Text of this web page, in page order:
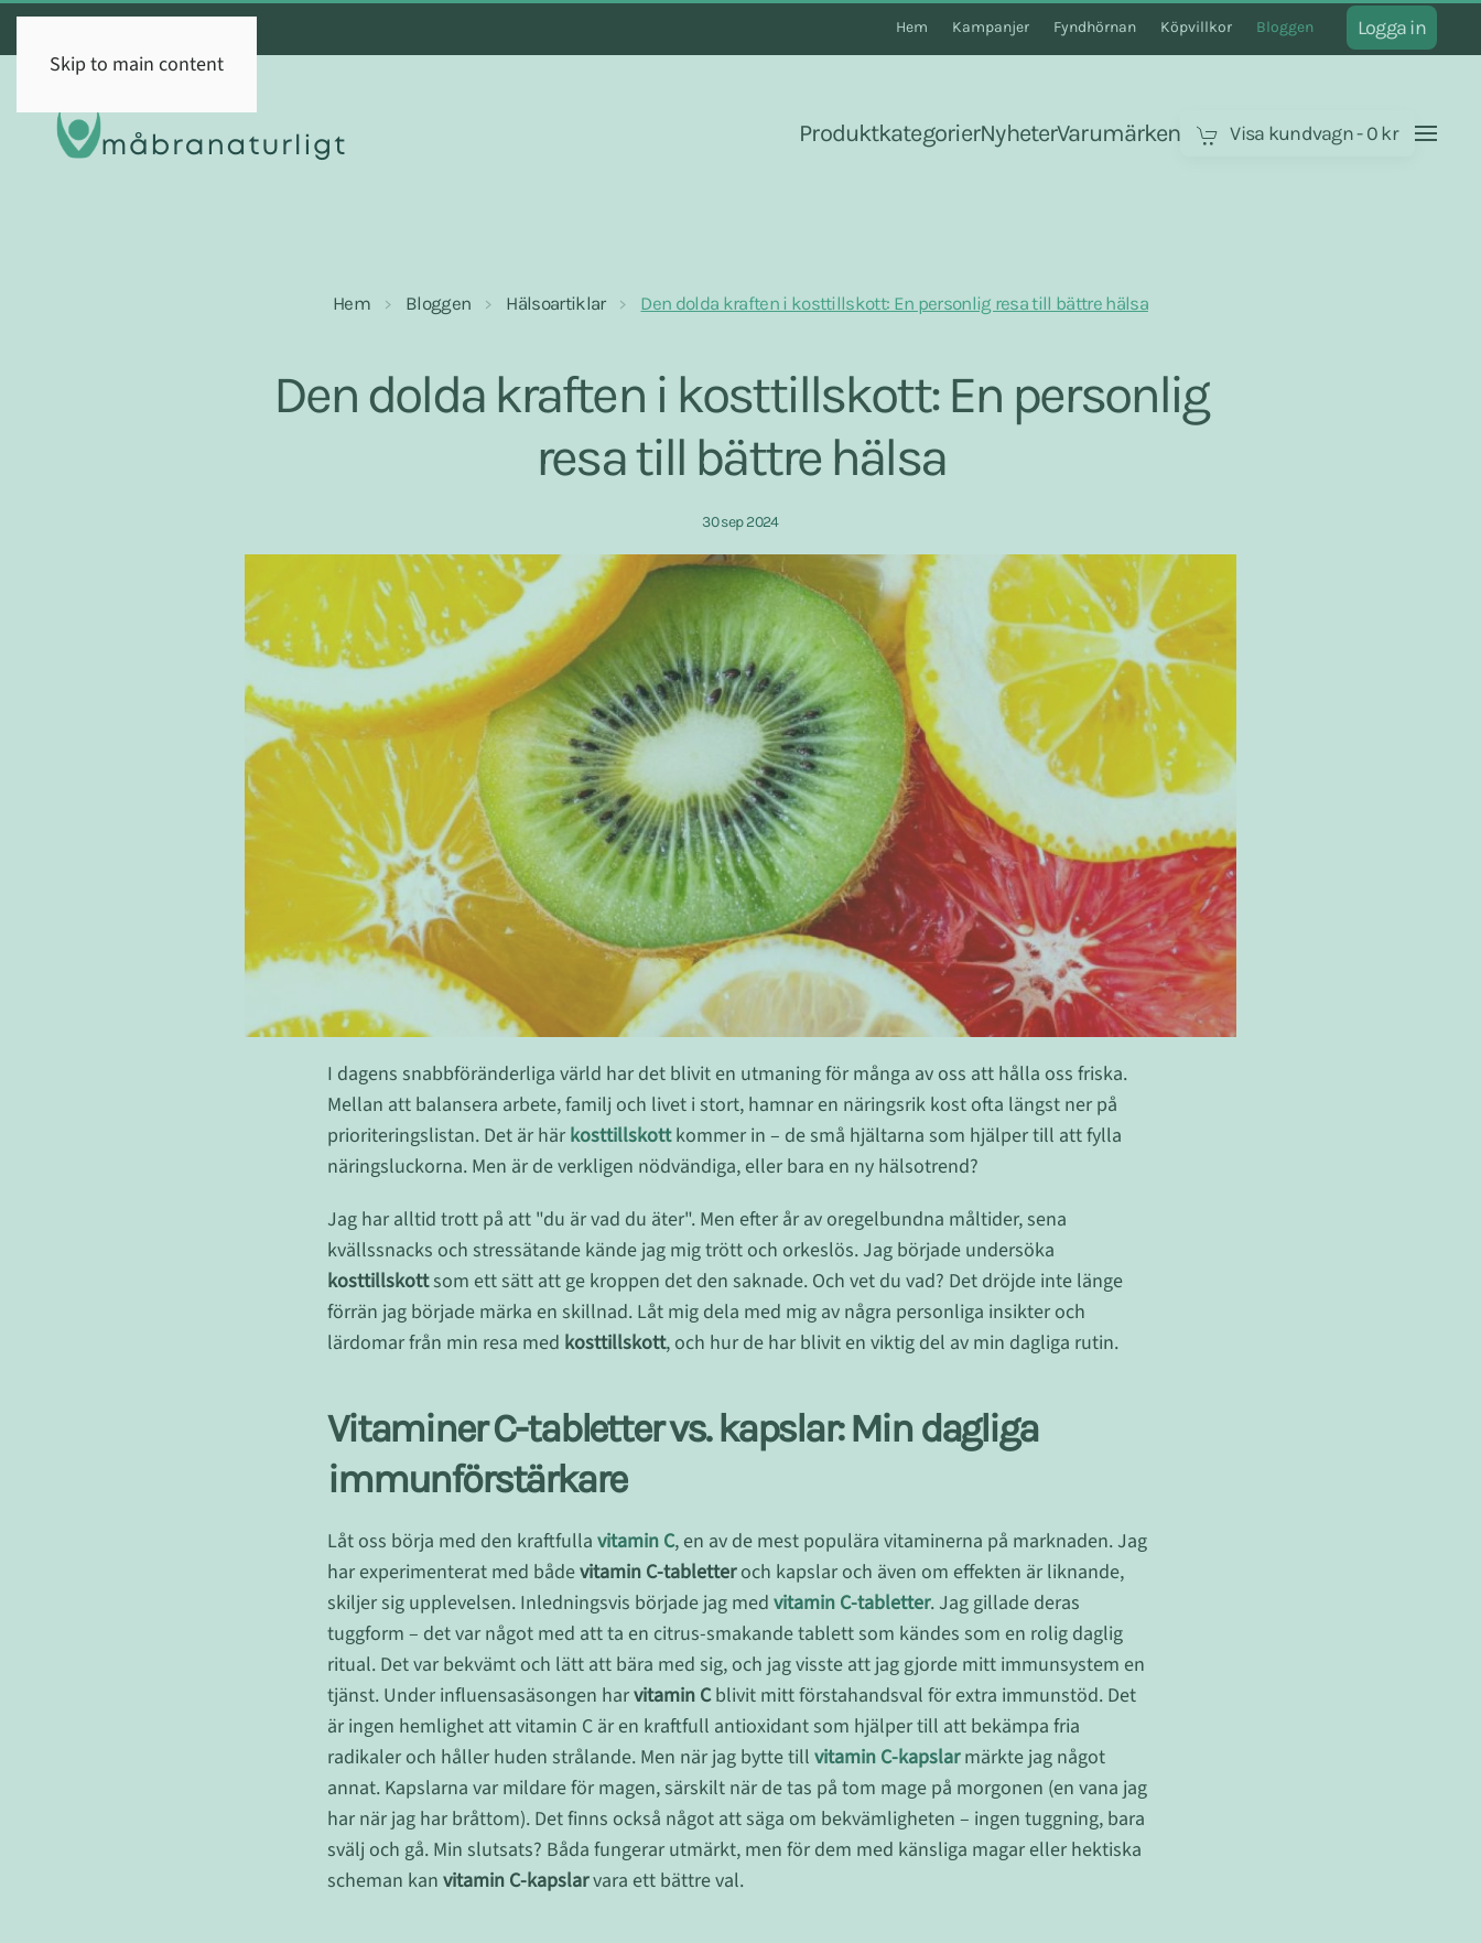
Skip to main content
Hem Kampanjer Fyndhörnan Köpvillkor Bloggen Logga in
ProduktkategorierNyheterVarumärken Visa kundvagn-0 kr
Hem Bloggen Hälsoartiklar Den dolda kraften i kosttillskott: En personlig resa till bättre hälsa
Den dolda kraften i kosttillskott: En personlig
resa till bättre hälsa
30 sep 2024
I dagens snabbföränderliga värld har det blivit en utmaning för många av oss att hålla oss friska.
Mellan att balansera arbete, familj och livet i stort, hamnar en näringsrik kost ofta längst ner på
prioriteringslistan. Det är härkosttillskott kommer in – de små hjältarna som hjälper till att fylla
näringsluckorna. Men är de verkligen nödvändiga, eller bara en ny hälsotrend?
Jag har alltid trott på att "du är vad du äter". Men efter år av oregelbundna måltider, sena
kvällssnacks och stressätande kände jag mig trött och orkeslös. Jag började undersöka
kosttillskottsom ett sätt att ge kroppen det den saknade. Och vet du vad? Det dröjde inte länge
förrän jag började märka en skillnad. Låt mig dela med mig av några personliga insikter och
lärdomar från min resa med kosttillskott, och hur de har blivit en viktig del av min dagliga rutin.
Vitaminer C-tabletter vs. kapslar: Min dagliga
immunförstärkare
Låt oss börja med den kraftfulla vitamin C, en av de mest populära vitaminerna på marknaden. Jag
har experimenterat med bådevitamin C-tabletteroch kapslar och även om effekten är liknande,
skiljer sig upplevelsen. Inledningsvis började jag med vitamin C-tabletter. Jag gillade deras
tuggform – det var något med att ta en citrus-smakande tablett som kändes som en rolig daglig
ritual. Det var bekvämt och lätt att bära med sig, och jag visste att jag gjorde mitt immunsystem en
tjänst. Under influensasäsongen harvitamin Cblivit mitt förstahandsval för extra immunstöd. Det
är ingen hemlighet att vitamin C är en kraftfull antioxidant som hjälper till att bekämpa fria
radikaler och håller huden strålande. Men när jag bytte till vitamin C-kapslarmärkte jag något
annat. Kapslarna var mildare för magen, särskilt när de tas på tom mage på morgonen (en vana jag
har när jag har bråttom). Det finns också något att säga om bekvämligheten – ingen tuggning, bara
svälj och gå. Min slutsats? Båda fungerar utmärkt, men för dem med känsliga magar eller hektiska
scheman kan vitamin C-kapslarvara ett bättre val.